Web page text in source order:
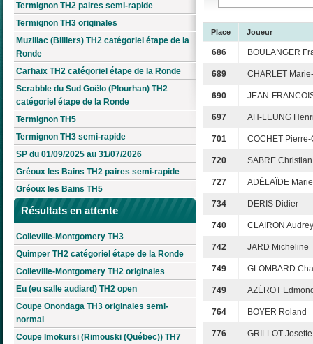
Termignon TH2 paires semi-rapide
Termignon TH3 originales
Muzillac (Billiers) TH2 catégoriel étape de la
Ronde
Carhaix TH2 catégoriel étape de la Ronde
Scrabble du Sud Goëlo (Plourhan) TH2
catégoriel étape de la Ronde
Termignon TH5
Termignon TH3 semi-rapide
SP du 01/09/2025 au 31/07/2026
Gréoux les Bains TH2 paires semi-rapide
Gréoux les Bains TH5
Résultats en attente
Colleville-Montgomery TH3
Quimper TH2 catégoriel étape de la Ronde
Colleville-Montgomery TH2 originales
Eu (eu salle audiard) TH2 open
Coupe Onondaga TH3 originales semi-
normal
Coupe Imokursi (Rimouski (Québec)) TH7
Place Joueur
686 BOULANGER
689 CHARLET
690 JEAN-
697 AH-LEUNG
701 COCHET
720 SABRE Christian
727 ADÉLAÏDE
734 DERIS Didier
740 CLAIRON Audrey
742 JARD Micheline
749 GLOMBARD
749 AZÉROT
764 BOYER Roland
776 GRILLOT Josette